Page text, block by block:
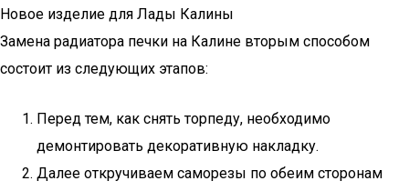
Новое изделие для Лады Калины
Замена радиатора печки на Калине вторым способом
состоит из следующих этапов:
Перед тем, как снять торпеду, необходимо
демонтировать декоративную накладку.
Далее откручиваем саморезы по обеим сторонам